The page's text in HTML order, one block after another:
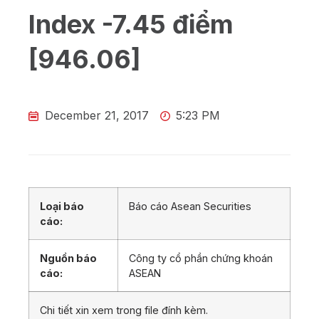
Index -7.45 điểm
[946.06]
December 21, 2017 5:23 PM
Loại báo
cáo:
Báo cáo Asean Securities
Nguồn báo
cáo:
Công ty cổ phần chứng khoán
ASEAN
Chi tiết xin xem trong file đính kèm.